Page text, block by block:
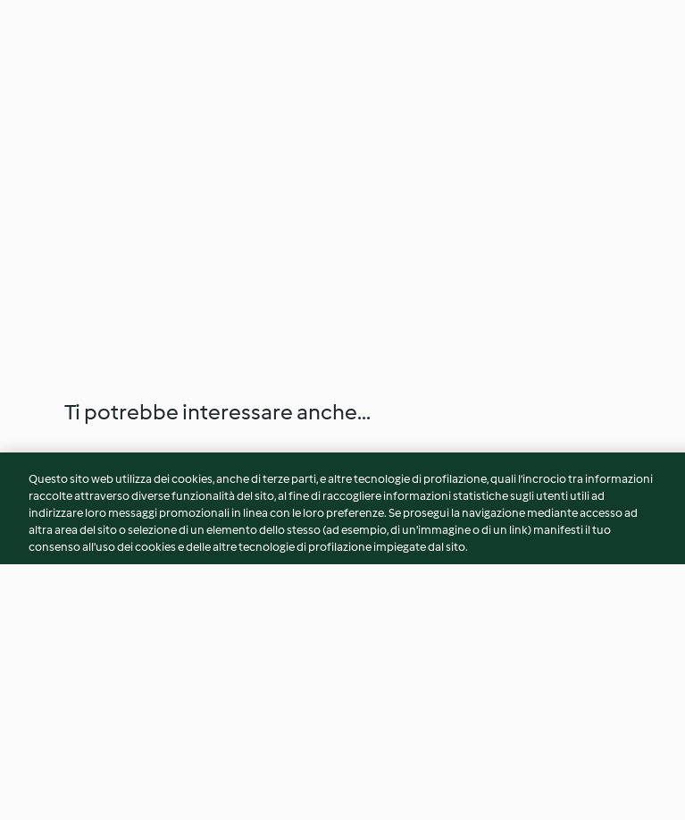
Ti potrebbe interessare anche...
Questo sito web utilizza dei cookies, anche di terze parti, e altre tecnologie di profilazione, quali l’incrocio tra informazioni
raccolte attraverso diverse funzionalità del sito, al fine di raccogliere informazioni statistiche sugli utenti utili ad
indirizzare loro messaggi promozionali in linea con le loro preferenze. Se prosegui la navigazione mediante accesso ad
altra area del sito o selezione di un elemento dello stesso (ad esempio, di un'immagine o di un link) manifesti il tuo
consenso all'uso dei cookies e delle altre tecnologie di profilazione impiegate dal sito.